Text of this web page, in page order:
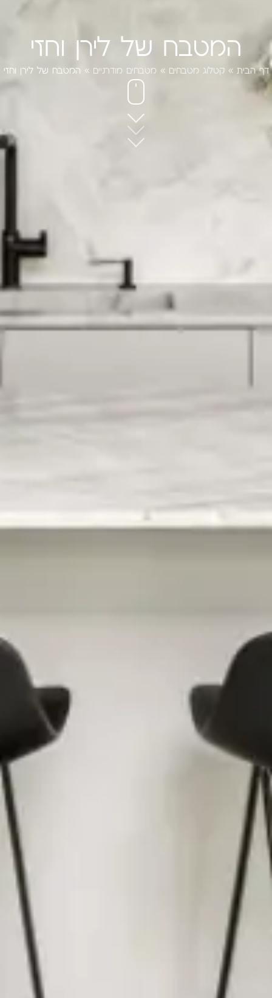
המטבח של לירן וחזי
דף הבית »קטלוג מטבחים »מטבחים מודרניים » המטבח של לירן וחזי